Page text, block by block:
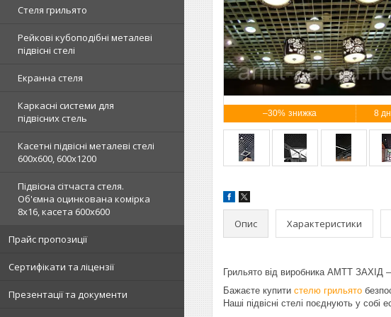
Стеля грильято
Рейкові кубоподібні металеві
підвісні стелі
Екранна стеля
Каркасні системи для
підвісних стель
Касетні підвісні металеві стелі
600х600, 600х1200
Підвісна сітчаста стеля.
Об'ємна оцинкована комірка
8х16, касета 600х600
Прайс пропозиції
Сертифікати та ліцензії
Презентації та документи
–30% 8
Опис Характеристики
Грильято від виробника АМТТ ЗАХІД —
Бажаєте купити стелю грильято
Наші підвісні стелі поєднують у собі